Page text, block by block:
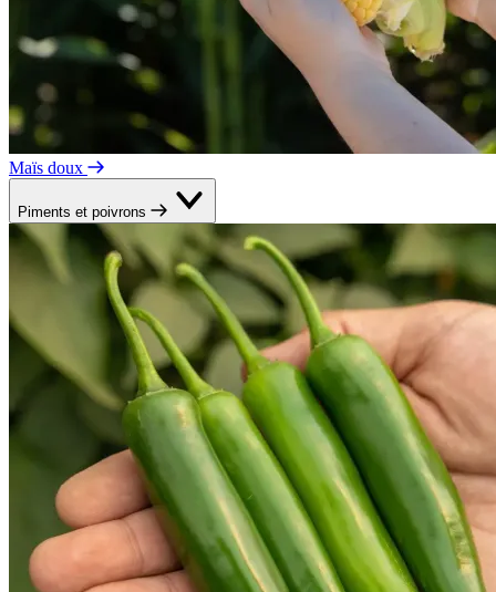
Maïs doux
Piments et poivrons